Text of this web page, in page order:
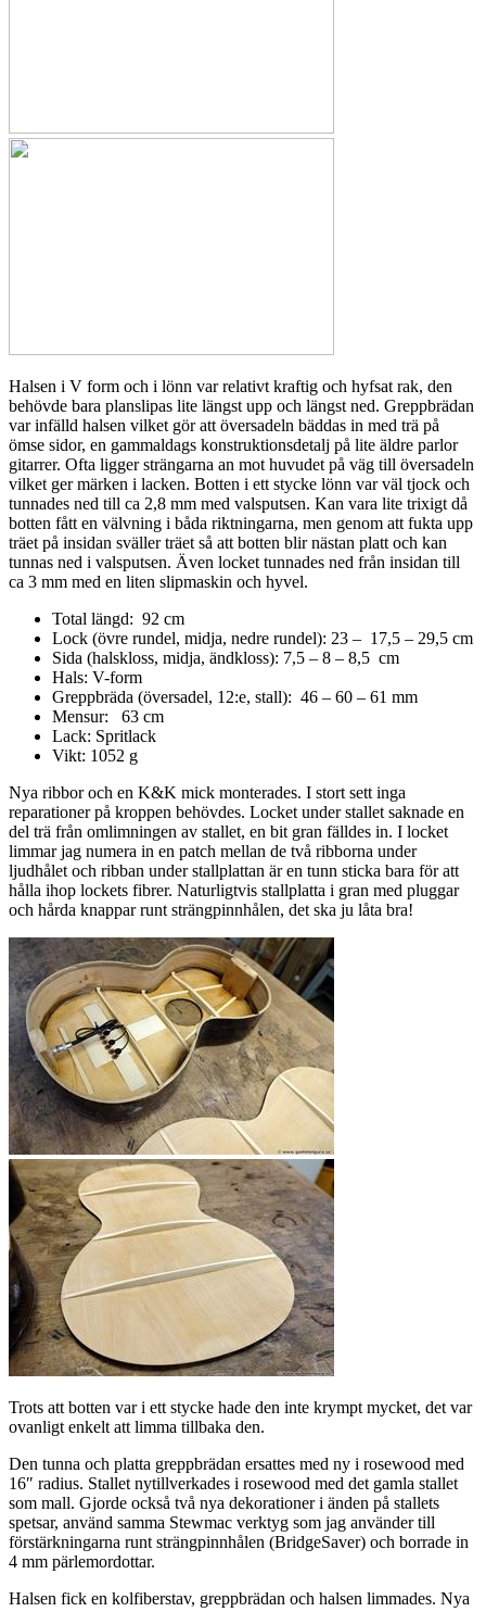
Halsen i V form och i lönn var relativt kraftig och hyfsat rak, den
behövde bara planslipas lite längst upp och längst ned. Greppbrädan
var infälld halsen vilket gör att översadeln bäddas in med trä på
ömse sidor, en gammaldags konstruktionsdetalj på lite äldre parlor
gitarrer. Ofta ligger strängarna an mot huvudet på väg till översadeln
vilket ger märken i lacken. Botten i ett stycke lönn var väl tjock och
tunnades ned till ca 2,8 mm med valsputsen. Kan vara lite trixigt då
botten fått en välvning i båda riktningarna, men genom att fukta upp
träet på insidan sväller träet så att botten blir nästan platt och kan
tunnas ned i valsputsen. Även locket tunnades ned från insidan till
ca 3 mm med en liten slipmaskin och hyvel.
Total längd: 92 cm
Lock (övre rundel, midja, nedre rundel): 23 – 17,5 – 29,5 cm
Sida (halskloss, midja, ändkloss): 7,5 – 8 – 8,5 cm
Hals: V-form
Greppbräda (översadel, 12:e, stall): 46 – 60 – 61 mm
Mensur: 63 cm
Lack: Spritlack
Vikt: 1052 g
Nya ribbor och en K&K mick monterades. I stort sett inga
reparationer på kroppen behövdes. Locket under stallet saknade en
del trä från omlimningen av stallet, en bit gran fälldes in. I locket
limmar jag numera in en patch mellan de två ribborna under
ljudhålet och ribban under stallplattan är en tunn sticka bara för att
hålla ihop lockets fibrer. Naturligtvis stallplatta i gran med pluggar
och hårda knappar runt strängpinnhålen, det ska ju låta bra!
Trots att botten var i ett stycke hade den inte krympt mycket, det var
ovanligt enkelt att limma tillbaka den.
Den tunna och platta greppbrädan ersattes med ny i rosewood med
16″ radius. Stallet nytillverkades i rosewood med det gamla stallet
som mall. Gjorde också två nya dekorationer i änden på stallets
spetsar, använd samma Stewmac verktyg som jag använder till
förstärkningarna runt strängpinnhålen (BridgeSaver) och borrade in
4 mm pärlemordottar.
Halsen fick en kolfiberstav, greppbrädan och halsen limmades. Nya